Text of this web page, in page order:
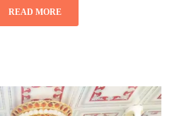
READ MORE